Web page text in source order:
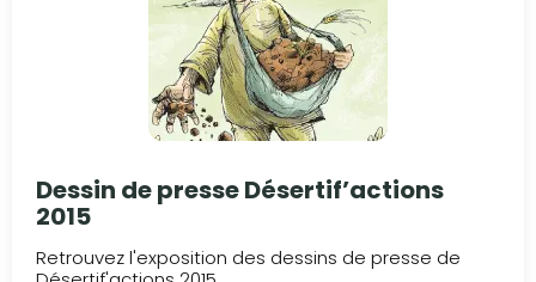
Dessin de presse Désertif’actions
2015
Retrouvez l'exposition des dessins de presse de